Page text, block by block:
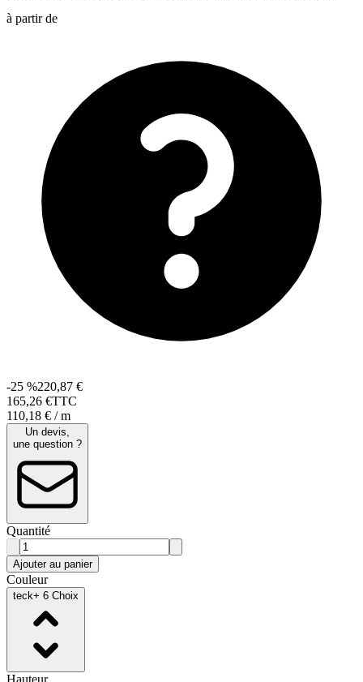
à partir de
-25 %220,87 €
165,26 €TTC
110,18 € / m
Un devis,
une question ?
Quantité
Ajouter au panier
Couleur
teck+ 6 Choix
Hauteur